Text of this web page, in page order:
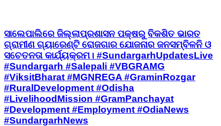
ସାଲେପାଲିରେ ଜିଲ୍ଲାପ୍ରଶାସନ ପକ୍ଷରୁ ବିକଶିତ ଭାରତ
ଗ୍ରାମୀଣ ଗ୍ୟାରେଣ୍ଟି ରୋଜଗାର ଯୋଜନାର ଜନସମ୍ବିଳନି ଓ
ସଚେତନତା କାର୍ଯ୍ୟକ୍ରମ। #SundargarhUpdatesLive
#Sundargarh #Salepali #VBGRAMG
#ViksitBharat #MGNREGA #GraminRozgar
#RuralDevelopment #Odisha
#LivelihoodMission #GramPanchayat
#Development #Employment #OdiaNews
#SundargarhNews